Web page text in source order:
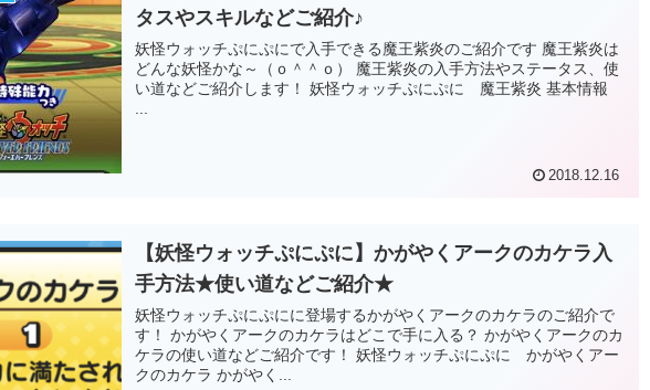
タスやスキルなどご紹介♪
妖怪ウォッチぷにぷにで入手できる魔王紫炎のご紹介です 魔王紫炎は
どんな妖怪かな～（ｏ＾＾ｏ） 魔王紫炎の入手方法やステータス、使
い道などご紹介します！ 妖怪ウォッチぷにぷに 魔王紫炎 基本情報
2018.12.16
【妖怪ウォッチぷにぷに】かがやくアークのカケラ入
手方法★使い道などご紹介★
妖怪ウォッチぷにぷにに登場するかがやくアークのカケラのご紹介で
す！ かがやくアークのカケラはどこで手に入る？ かがやくアークのカ
ケラの使い道などご紹介です！ 妖怪ウォッチぷにぷに かがやくアー
クのカケラ かがやく...